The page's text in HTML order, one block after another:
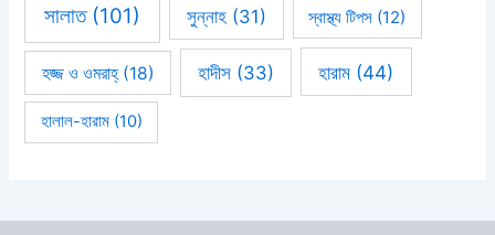
সালাত(101) সুন্নাহ (31) স্বাস্থ্য টিপস (12)
হজ্জ ও ওমরাহ্‌(18) হাদীস(33) হারাম (44)
হালাল-হারাম(10)